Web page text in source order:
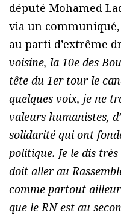
député Mohamed
via un
au parti d’extrême
voisine, la 10e des
tête du 1er tour le
quelques voix, je ne
valeurs humanistes,
solidarité qui ont
politique. Je le dis
doit aller au
comme partout
que le RN est au